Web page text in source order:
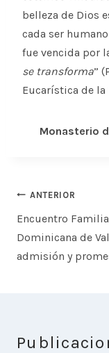
belleza de Dios
cada ser
fue vencida por
se transforma”
Eucarística de la
Monasterio
Navegación
de
entradas
ANTERIOR
Encuentro Familia
Dominicana de
admisión y